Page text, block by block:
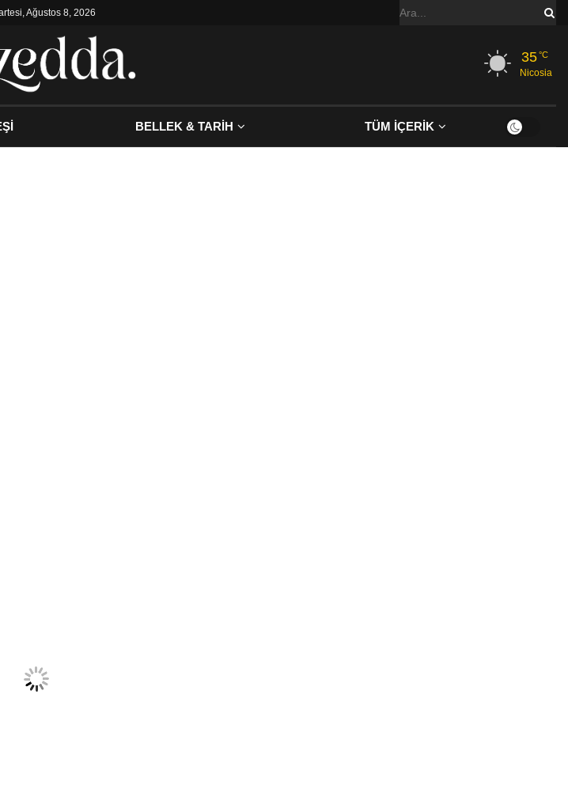
Ağustos 8, 2026
35°C
Nicosia
BELLEK & TARİH TÜM İÇERİK